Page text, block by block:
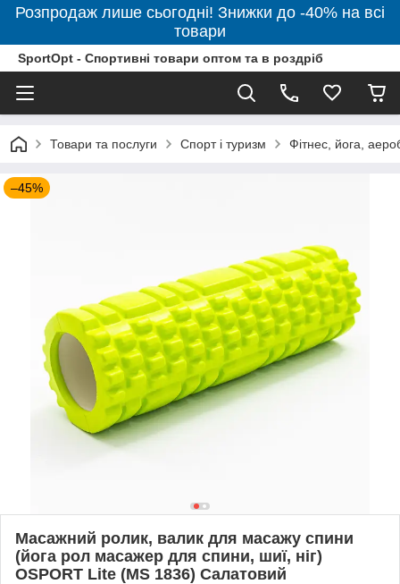
Розпродаж лише сьогодні! Знижки до -40% на всі
товари
SportOpt - Спортивні товари оптом та в роздріб
Товари та послуги Спорт і туризм Фітнес, йога,
–45%
Масажний ролик, валик для масажу спини
(йога рол масажер для спини, шиї, ніг)
OSPORT Lite (MS 1836) Салатовий